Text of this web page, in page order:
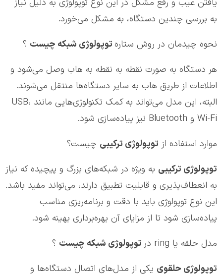
یافتن عیب و رفع مشکل در این نوع توپولوژی به دلیل نیاز
به بررسی چندین دستگاه، به مشکل می‌خورد.
نحوه چیدمان در روش ستاره توپولوژی شبکه چیست ؟
هر دستگاه به صورت نقطه به نقطه به هاب وصل می‌شود و
اطلاعات از طریق هاب به سایر دستگاه‌ها منتقل می‌شوند.
البته، این مدل می‌تواند به کمک تکنولوژی‌هایی مانند USB،
Wi-Fi و Bluetooth نیز پیاده‌سازی شود.
موارد استفاده از توپولوژی ترکیبی چیست؟
توپولوژی ترکیبی به ویژه در شبکه‌های بزرگ و پیچیده که نیاز
به انعطاف‌پذیری و قابلیت تطبیق دارند، می‌تواند مفید باشد.
این نوع توپولوژی باید با دقت و برنامه‌ریزی مناسب
پیاده‌سازی شود تا از مزایای آن بهره‌برداری بهینه شود.
مدل حلقه یا ring در
توپولوژی شبکه چیست ؟
توپولوژی حلقوی یکی از مدل‌های اتصال دستگاه‌ها و